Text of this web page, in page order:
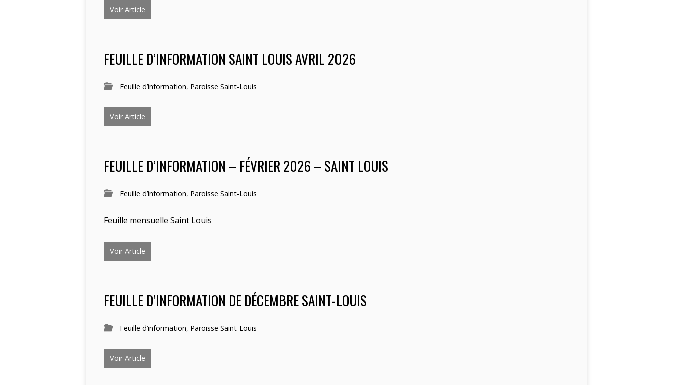
Voir Article
FEUILLE D’INFORMATION SAINT LOUIS AVRIL 2026
Feuille d’information, Paroisse Saint-Louis
Voir Article
FEUILLE D’INFORMATION – FÉVRIER 2026 – SAINT LOUIS
Feuille d’information, Paroisse Saint-Louis
Feuille mensuelle Saint Louis
Voir Article
FEUILLE D’INFORMATION DE DÉCEMBRE SAINT-LOUIS
Feuille d’information, Paroisse Saint-Louis
Voir Article